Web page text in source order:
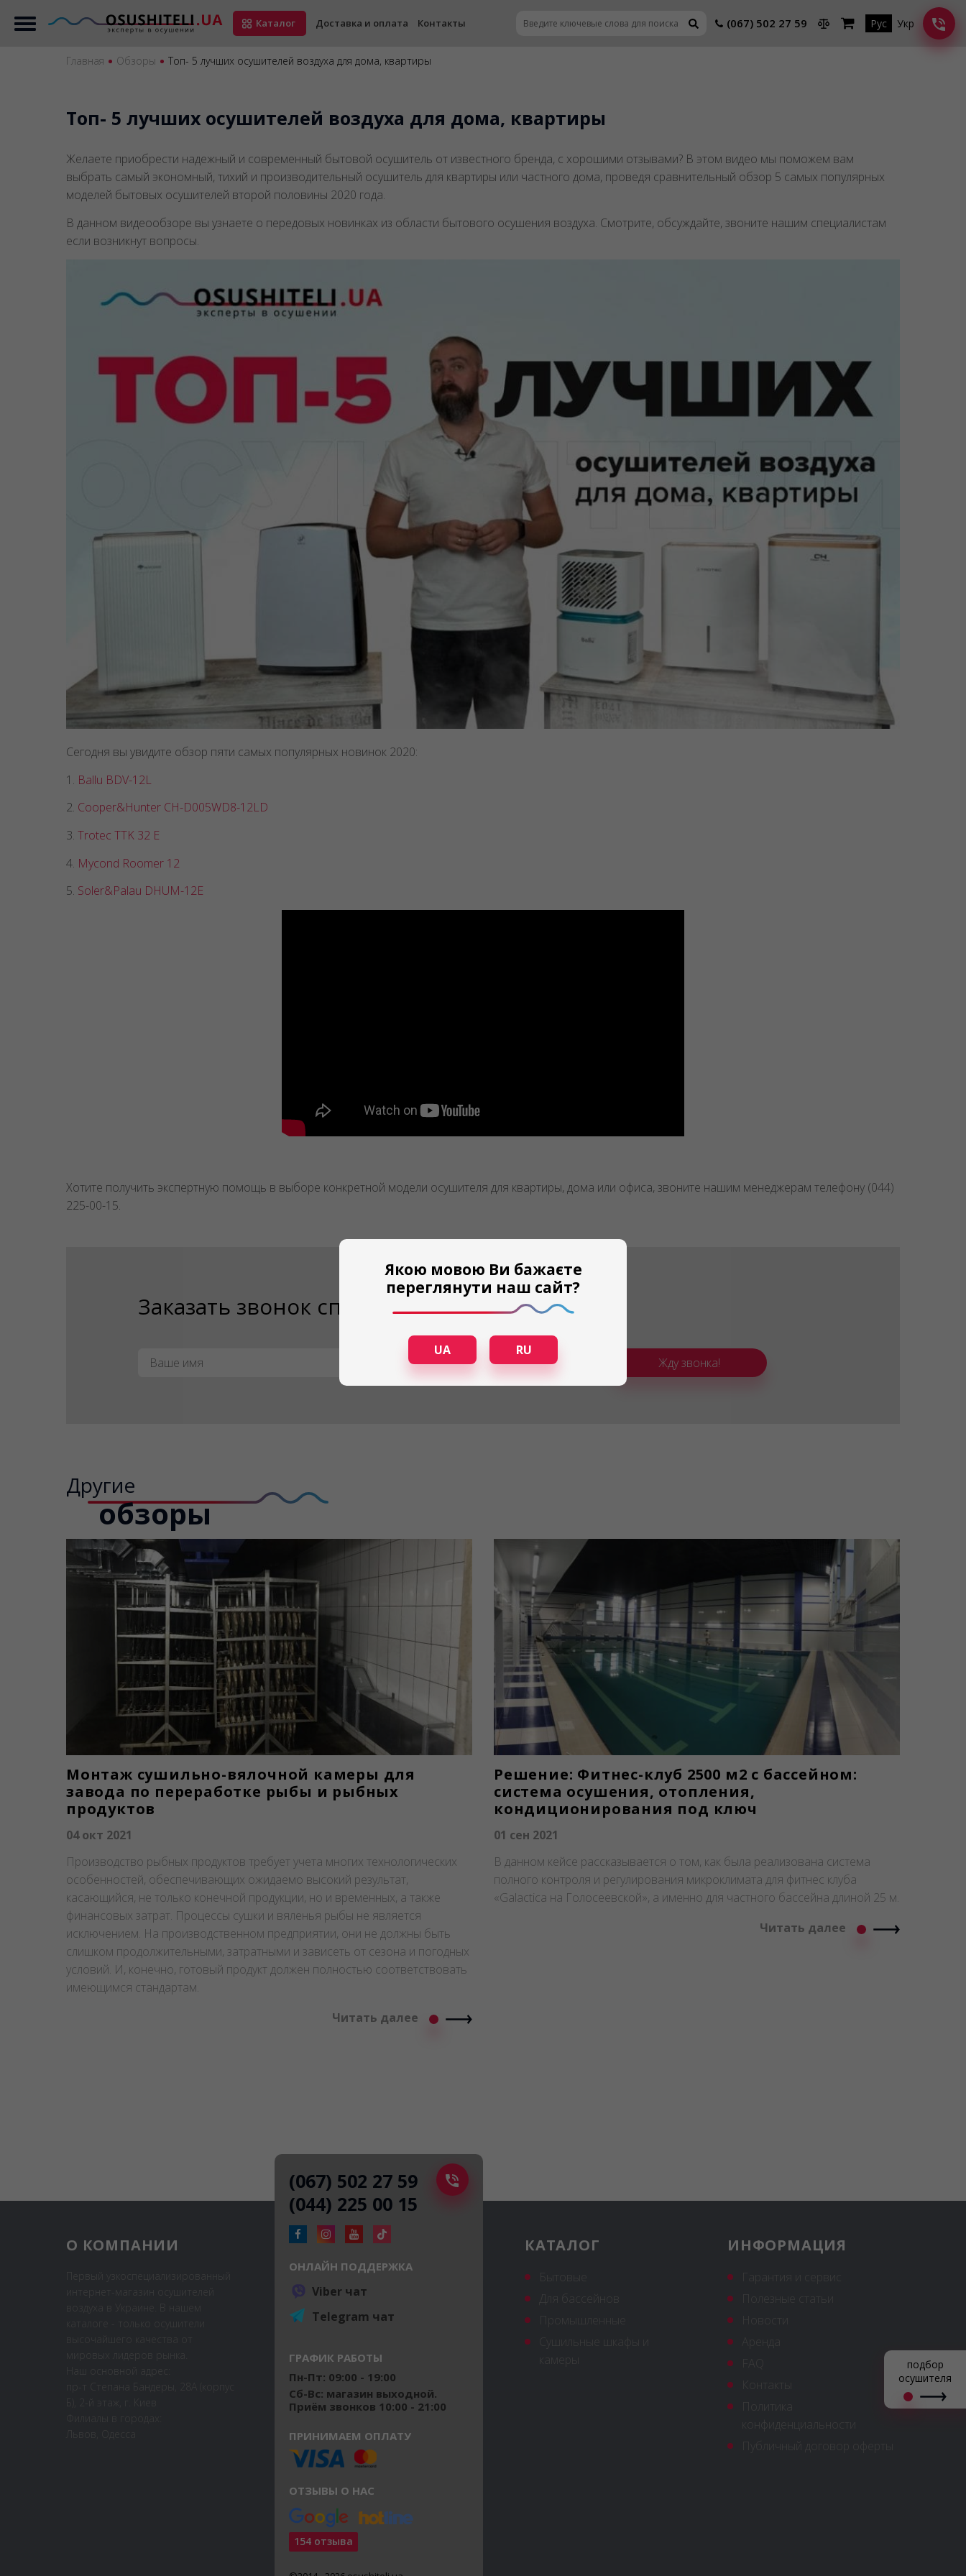
Каталог Доставка и оплата Контакты (067) 502 27 59 Рус Укр
Главная Обзоры Топ- 5 лучших осушителей воздуха для дома, квартиры
Топ- 5 лучших осушителей воздуха для дома, квартиры
Желаете приобрести надежный и современный бытовой осушитель от известного бренда, с хорошими отзывами? В этом видео мы поможем вам
выбрать самый экономный, тихий и производительный осушитель для квартиры или частного дома, проведя сравнительный обзор 5 самых популярных
моделей бытовых осушителей второй половины 2020 года.
В данном видеообзоре вы узнаете о передовых новинках из области бытового осушения воздуха. Смотрите, обсуждайте, звоните нашим специалистам
если возникнут вопросы.
Сегодня вы увидите обзор пяти самых популярных новинок 2020:
1. Ballu BDV-12L
2. Cooper&Hunter CH-D005WD8-12LD
3. Trotec TTK 32 E
4. Mycond Roomer 12
5. Soler&Palau DHUM-12E
Хотите получить экспертную помощь в выборе конкретной модели осушителя для квартиры, дома или офиса, звоните нашим менеджерам телефону (044)
225-00-15.
Заказать звонок специалиста
Имя* Телефон * Жду звонка!
Другие
обзоры
Монтаж сушильно-вялочной камеры для
завода по переработке рыбы и рыбных
продуктов
04 окт 2021
Производство рыбных продуктов требует учета многих технологических
особенностей, обеспечивающих ожидаемо высокий результат,
касающийся, не только конечной продукции, но и временных, а также
финансовых затрат. Процессы сушки и вяленья рыбы не является
исключением. На производственном предприятии, они не должны быть
слишком продолжительными, затратными и зависеть от сезона и погодных
условий. И, конечно, готовый продукт должен полностью соответствовать
имеющимся стандартам.
Читать далее
Решение: Фитнес-клуб 2500 м2 с бассейном:
система осушения, отопления,
кондиционирования под ключ
01 сен 2021
В данном кейсе рассказывается о том, как была реализована система
полного контроля и регулирования микроклимата для фитнес клуба
«Galactica на Голосеевской», а именно для частного бассейна длиной 25 м.
Читать далее
О КОМПАНИИ ИНФОРМАЦИЯ
КАТАЛОГ
Для бассейнов
(067) 502 27 59
(044) 225 00 15
ОНЛАЙН ПОДДЕРЖКА
Viber чат
Telegram чат
ГРАФИК РАБОТЫ
Пн-Пт: 09:00 - 19:00
Сб-Вс: магазин выходной.
Приём звонков 10:00 - 21:00
ПРИНИМАЕМ ОПЛАТУ
ОТЗЫВЫ О НАС
154 отзыва
Якою мовою Ви бажаєте
переглянути наш сайт?
UA RU
подбор
осушителя